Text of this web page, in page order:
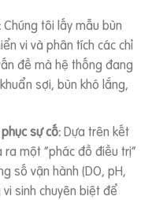
Chúng tôi lấy mẫu bùn
vi và phân tích các chỉ
đề mà hệ thống đang
sợi, bùn khó lắng,
sự cố:Dựa trên kết
một “phác đồ điều trị”
số vận hành (DO, pH,
sinh chuyên biệt để